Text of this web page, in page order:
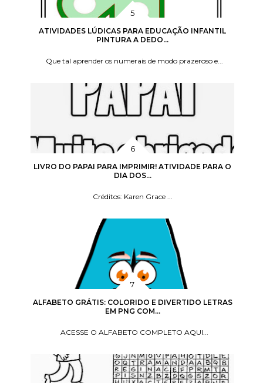
ATIVIDADES LÚDICAS PARA EDUCAÇÃO INFANTIL
PINTURA A DEDO...
Que tal aprender os numerais de modo prazeroso e...
LIVRO DO PAPAI PARA IMPRIMIR! ATIVIDADE PARA O
DIA DOS...
Créditos: Karen Grace ...
ALFABETO GRÁTIS: COLORIDO E DIVERTIDO LETRAS
EM PNG COM...
ACESSE O ALFABETO COMPLETO AQUI...